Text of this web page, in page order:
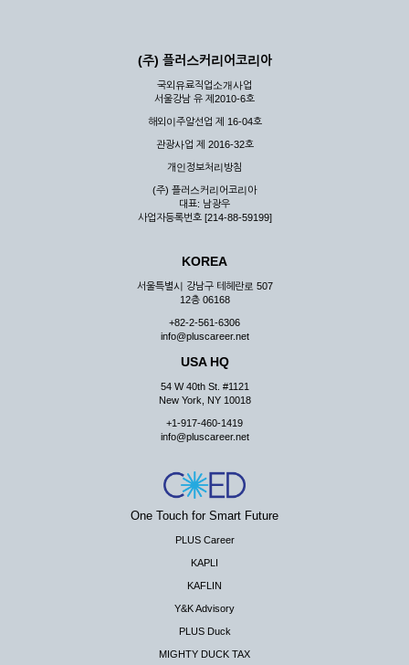
(주) 플러스커리어코리아
국외유료직업소개사업
서울강남 유 제2010-6호
해외이주알선업 제 16-04호
관광사업 제 2016-32호
개인정보처리방침
(주) 플러스커리어코리아
대표: 남광우
사업자등록번호 [214-88-59199]
KOREA
서울특별시 강남구 테헤란로 507
12층 06168
+82-2-561-6306
info@pluscareer.net
USA HQ
54 W 40th St. #1121
New York, NY 10018
+1-917-460-1419
info@pluscareer.net
One Touch for Smart Future
PLUS Career
KAPLI
KAFLIN
Y&K Advisory
PLUS Duck
MIGHTY DUCK TAX